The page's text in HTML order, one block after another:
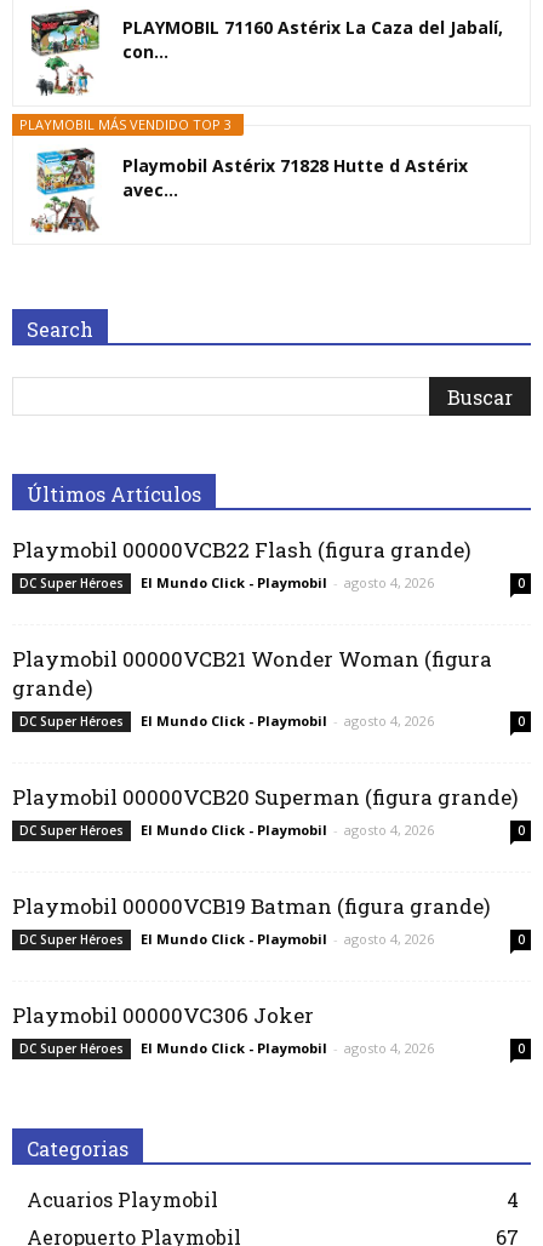
PLAYMOBIL 71160 Astérix La Caza del Jabalí,
con...
PLAYMOBIL MÁS VENDIDO TOP 3
Playmobil Astérix 71828 Hutte d Astérix
avec...
Search
Últimos Artículos
Playmobil 00000VCB22 Flash (figura grande)
DC Super Héroes El Mundo Click - Playmobil - agosto 4, 2026 0
Playmobil 00000VCB21 Wonder Woman (figura
grande)
DC Super Héroes El Mundo Click - Playmobil - agosto 4, 2026 0
Playmobil 00000VCB20 Superman (figura grande)
DC Super Héroes El Mundo Click - Playmobil - agosto 4, 2026 0
Playmobil 00000VCB19 Batman (figura grande)
DC Super Héroes El Mundo Click - Playmobil - agosto 4, 2026 0
Playmobil 00000VC306 Joker
DC Super Héroes El Mundo Click - Playmobil - agosto 4, 2026 0
Categorias
Acuarios Playmobil
4
Aeropuerto Playmobil
67